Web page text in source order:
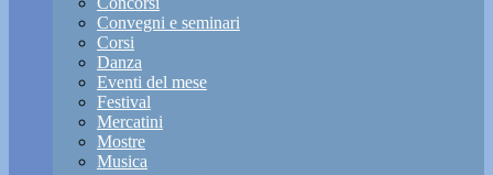
Convegni e seminari
Corsi
Danza
Eventi del mese
Festival
Mercatini
Mostre
Musica